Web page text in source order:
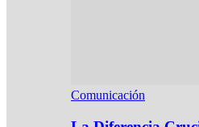
Comunicación